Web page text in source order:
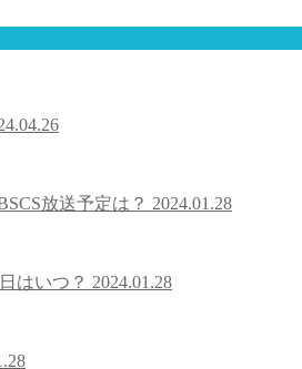
放送予定は？ 2024.01.28
はいつ？ 2024.01.28